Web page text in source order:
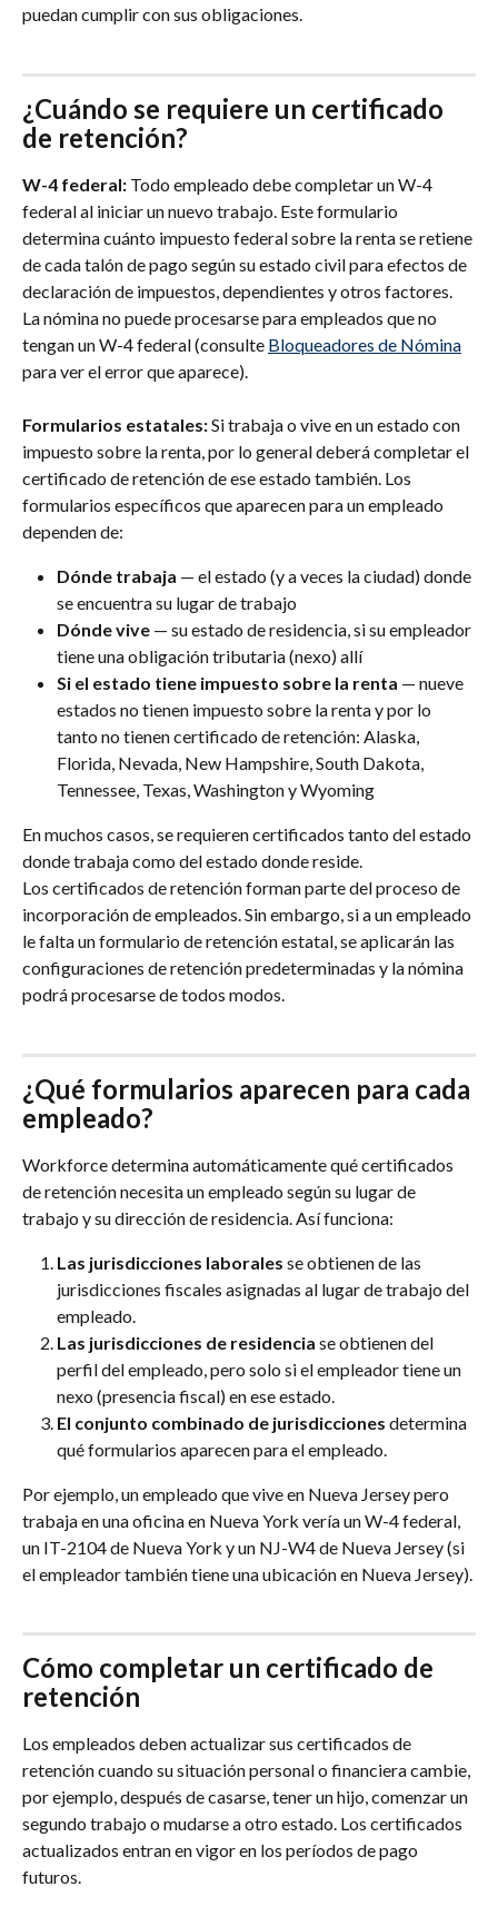
puedan cumplir con sus obligaciones.
¿Cuándo se requiere un certificado
de retención?
W-4 federal: Todo empleado debe completar un W-4
federal al iniciar un nuevo trabajo. Este formulario
determina cuánto impuesto federal sobre la renta se retiene
de cada talón de pago según su estado civil para efectos de
declaración de impuestos, dependientes y otros factores.
La nómina no puede procesarse para empleados que no
tengan un W-4 federal (consulte Bloqueadores de Nómina
para ver el error que aparece).
Formularios estatales: Si trabaja o vive en un estado con
impuesto sobre la renta, por lo general deberá completar el
certificado de retención de ese estado también. Los
formularios específicos que aparecen para un empleado
dependen de:
Dónde trabaja — el estado (y a veces la ciudad) donde
se encuentra su lugar de trabajo
Dónde vive — su estado de residencia, si su empleador
tiene una obligación tributaria (nexo) allí
Si el estado tiene impuesto sobre la renta — nueve
estados no tienen impuesto sobre la renta y por lo
tanto no tienen certificado de retención: Alaska,
Florida, Nevada, New Hampshire, South Dakota,
Tennessee, Texas, Washington y Wyoming
En muchos casos, se requieren certificados tanto del estado
donde trabaja como del estado donde reside.
Los certificados de retención forman parte del proceso de
incorporación de empleados. Sin embargo, si a un empleado
le falta un formulario de retención estatal, se aplicarán las
configuraciones de retención predeterminadas y la nómina
podrá procesarse de todos modos.
¿Qué formularios aparecen para cada
empleado?
Workforce determina automáticamente qué certificados
de retención necesita un empleado según su lugar de
trabajo y su dirección de residencia. Así funciona:
Las jurisdicciones laborales se obtienen de las
jurisdicciones fiscales asignadas al lugar de trabajo del
empleado.
Las jurisdicciones de residencia se obtienen del
perfil del empleado, pero solo si el empleador tiene un
nexo (presencia fiscal) en ese estado.
El conjunto combinado de jurisdicciones determina
qué formularios aparecen para el empleado.
Por ejemplo, un empleado que vive en Nueva Jersey pero
trabaja en una oficina en Nueva York vería un W-4 federal,
un IT-2104 de Nueva York y un NJ-W4 de Nueva Jersey (si
el empleador también tiene una ubicación en Nueva Jersey).
Cómo completar un certificado de
retención
Los empleados deben actualizar sus certificados de
retención cuando su situación personal o financiera cambie,
por ejemplo, después de casarse, tener un hijo, comenzar un
segundo trabajo o mudarse a otro estado. Los certificados
actualizados entran en vigor en los períodos de pago
futuros.